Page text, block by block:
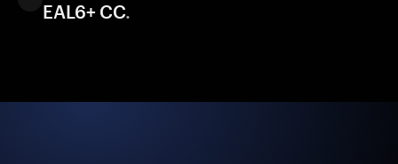
EAL6+ CC.